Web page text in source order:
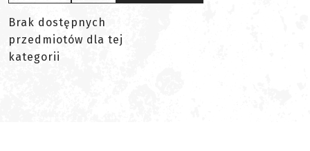
Brak dostępnych
przedmiotów dla tej
kategorii